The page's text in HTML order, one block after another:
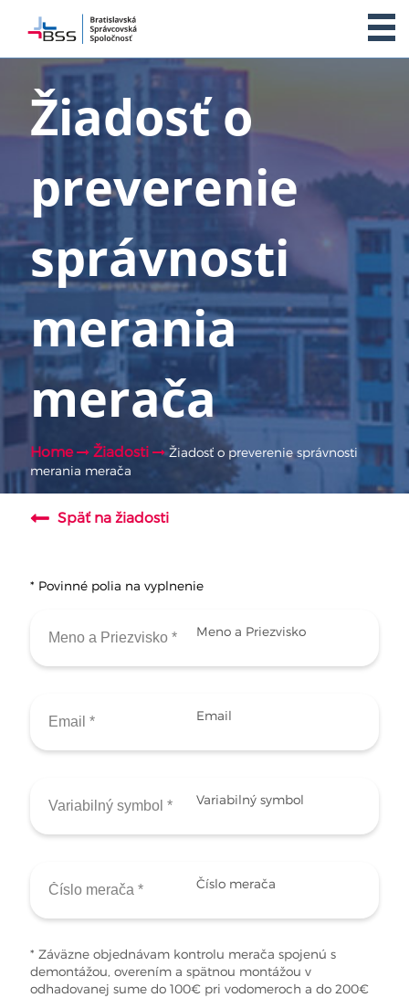
SLUŽBY
ŽIADOSTI
ČASTÉ OTÁZKY
DODÁVATELIA
KLIENTSKÁ ZÓNA
KONTAKT
Žiadosť o
preverenie
správnosti
merania
merača
Home Žiadosti
Žiadosť o preverenie správnosti
merania merača
Späť na žiadosti
* Povinné polia na vyplnenie
Meno a Priezvisko
Email
Variabilný symbol
Číslo merača
* Záväzne objednávam kontrolu merača spojenú s
demontážou, overením a spätnou montážou v
odhadovanej sume do 100€ pri vodomeroch a do 200€